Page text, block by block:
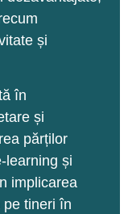
și
în
și
părților
learning și
implicarea
tineri în